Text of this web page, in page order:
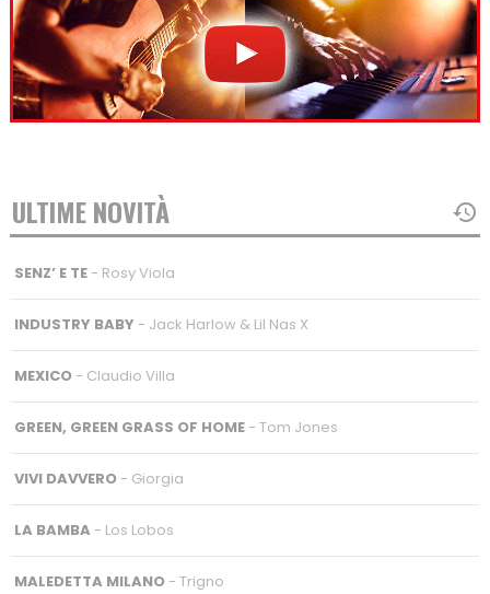
ULTIME NOVITÀ
SENZ’ E TE- Rosy Viola
INDUSTRY BABY - Jack Harlow & Lil Nas X
MEXICO- Claudio Villa
GREEN, GREEN GRASS OF HOME- Tom Jones
VIVI DAVVERO- Giorgia
LA BAMBA - Los Lobos
MALEDETTA MILANO- Trigno